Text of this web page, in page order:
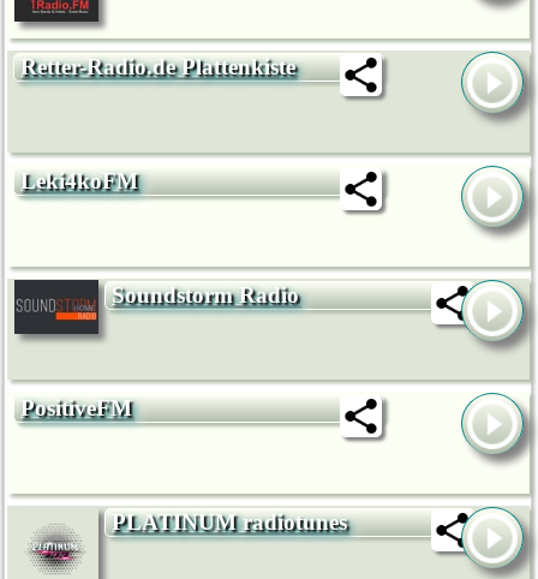
Retter-Radio.de Plattenkiste
Leki4koFM
Soundstorm Radio
PositiveFM
PLATINUM radiotunes